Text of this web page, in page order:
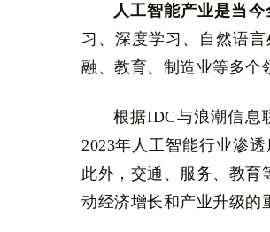
人工智能产业是当
习、深度学习、自然语
融、教育、制造业等多个
根据IDC与浪潮信息
2023年人工智能行业渗透
此外，交通、服务、教育
动经济增长和产业升级的